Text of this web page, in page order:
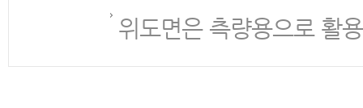
위도면은 측량용으로 활